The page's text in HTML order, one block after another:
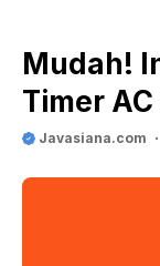
Mudah!
Timer
Javasiana.com